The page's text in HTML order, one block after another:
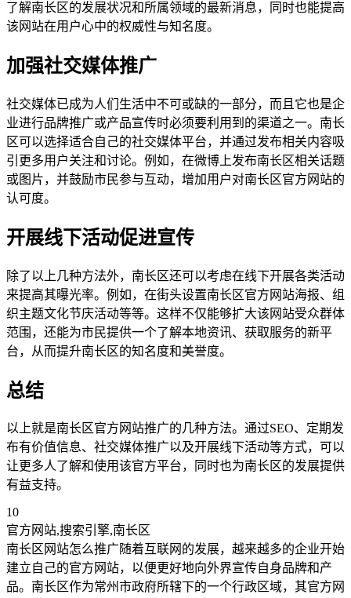
了解南长区的发展状况和所属领域的最新消息，同时也能提高
该网站在用户心中的权威性与知名度。
加强社交媒体推广
社交媒体已成为人们生活中不可或缺的一部分，而且它也是企
业进行品牌推广或产品宣传时必须要利用到的渠道之一。南长
区可以选择适合自己的社交媒体平台，并通过发布相关内容吸
引更多用户关注和讨论。例如，在微博上发布南长区相关话题
或图片，并鼓励市民参与互动，增加用户对南长区官方网站的
认可度。
开展线下活动促进宣传
除了以上几种方法外，南长区还可以考虑在线下开展各类活动
来提高其曝光率。例如，在街头设置南长区官方网站海报、组
织主题文化节庆活动等等。这样不仅能够扩大该网站受众群体
范围，还能为市民提供一个了解本地资讯、获取服务的新平
台，从而提升南长区的知名度和美誉度。
总结
以上就是南长区官方网站推广的几种方法。通过SEO、定期发
布有价值信息、社交媒体推广以及开展线下活动等方式，可以
让更多人了解和使用该官方平台，同时也为南长区的发展提供
有益支持。
10
官方网站,搜索引擎,南长区
南长区网站怎么推广随着互联网的发展，越来越多的企业开始
建立自己的官方网站，以便更好地向外界宣传自身品牌和产
品。南长区作为常州市政府所辖下的一个行政区域，其官方网